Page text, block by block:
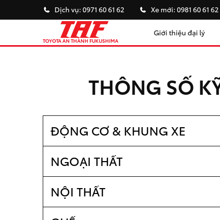
Dịch vụ: 0971 60 61 62 Xe mới: 0981 60 61 62
TOYOTA AN THÀNH FUKUSHIMA
Giới thiệu đại lý
THÔNG SỐ
ĐỘNG CƠ & KHUNG XE
NGOẠI THẤT
NỘI THẤT